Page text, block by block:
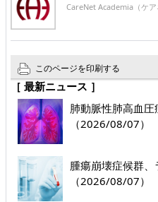
CareNet Academia（ケア
このページを印刷する
［ 最新ニュース ］
肺動脈性肺高血
（2026/08/07）
腫瘍崩壊症候群
（2026/08/07）